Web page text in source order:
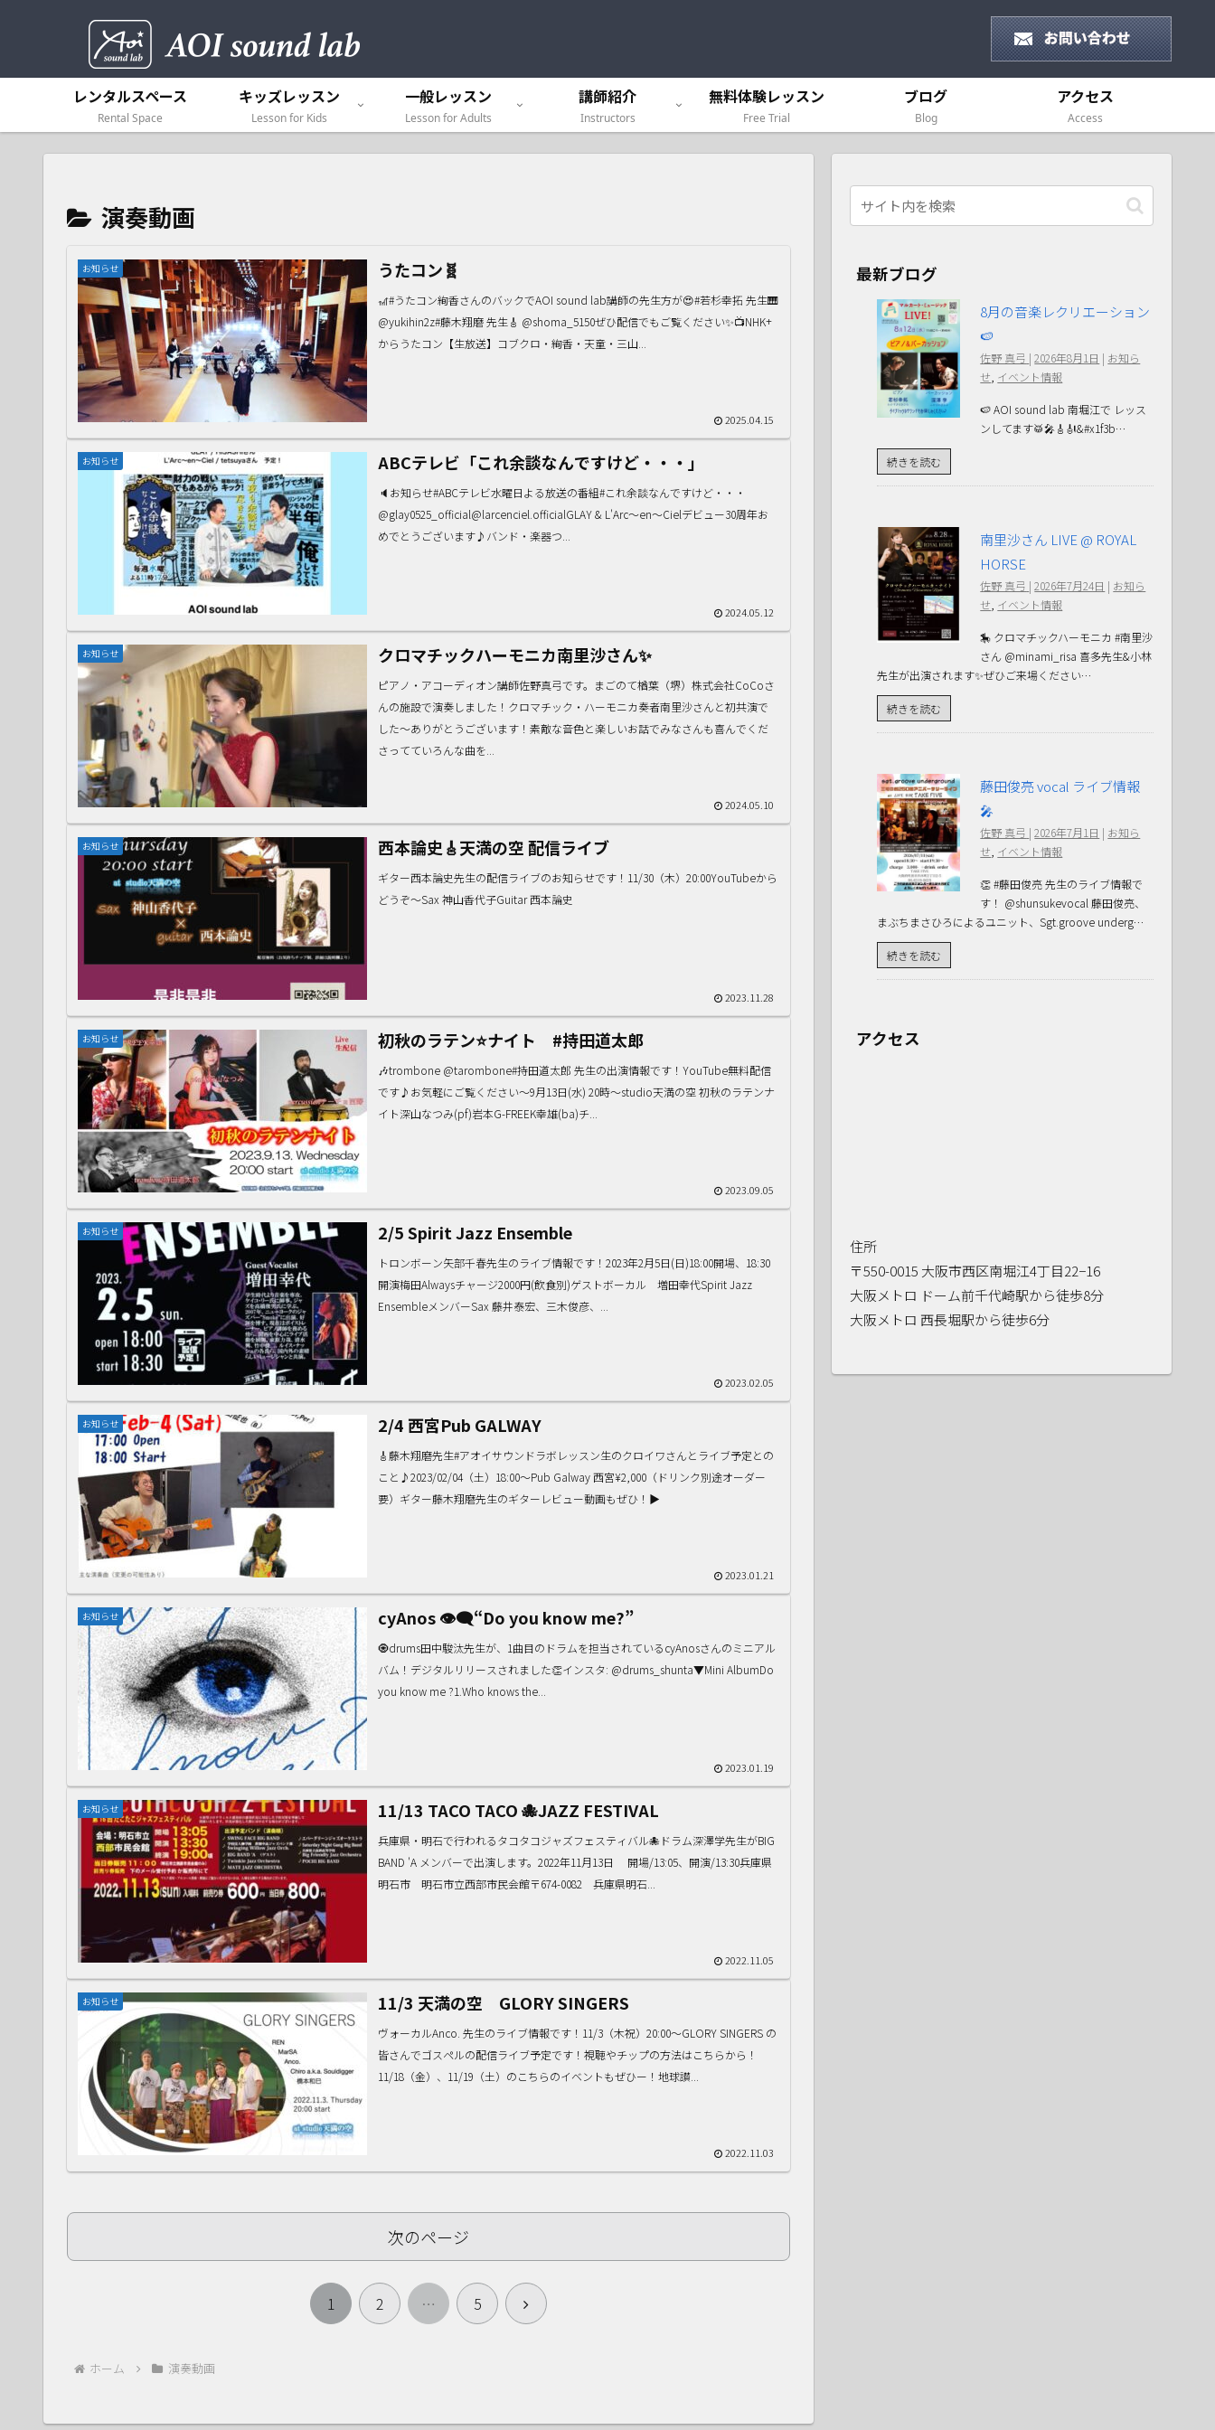
レンタルスペース
Rental Space
キッズレッスン
Lesson for Kids
一般レッスン
Lesson for Adults
講師紹介
Instructors
無料体験レッスン
Free Trial
ブログ
Blog
アクセス
Access
演奏動画
お知らせ うたコン🧬
🎢#うたコン絢香さんのバックでAOI sound lab講師の先生方が😍#若杉幸拓 先生🎹
@yukihin2z#藤木翔磨 先生🎸 @shoma_5150ぜひ配信でもご覧ください✨📺NHK+
からうたコン【生放送】コブクロ・絢香・天童・三山...
2025.04.15
お知らせ ABCテレビ「これ余談なんですけど・・・」
🔈お知らせ#ABCテレビ水曜日よる放送の番組#これ余談なんですけど・・・
@glay0525_official@larcenciel.officialGLAY & L'Arc〜en〜Cielデビュー30周年お
めでとうございます♪バンド・楽器つ...
2024.05.12
お知らせ クロマチックハーモニカ南里沙さん✨
ピアノ・アコーディオン講師佐野真弓です。まごのて楢葉（堺）株式会社CoCoさ
んの施設で演奏しました！クロマチック・ハーモニカ奏者南里沙さんと初共演で
した〜ありがとうございます！素敵な音色と楽しいお話でみなさんも喜んでくだ
さってていろんな曲を...
2024.05.10
お知らせ 西本論史🎸天満の空 配信ライブ
ギター西本論史先生の配信ライブのお知らせです！11/30（木）20:00YouTubeから
どうぞ〜Sax 神山香代子Guitar 西本論史
2023.11.28
お知らせ 初秋のラテン⭐️ナイト #持田道太郎
🎶trombone @tarombone#持田道太郎 先生の出演情報です！YouTube無料配信
です♪お気軽にご覧ください〜9月13日(水) 20時〜studio天満の空 初秋のラテンナ
イト深山なつみ(pf)岩本G-FREEK幸雄(ba)チ...
2023.09.05
お知らせ 2/5 Spirit Jazz Ensemble
トロンボーン矢部千春先生のライブ情報です！2023年2月5日(日)18:00開場、18:30
開演梅田Alwaysチャージ2000円(飲食別)ゲストボーカル 増田幸代Spirit Jazz
EnsembleメンバーSax 藤井泰宏、三木俊彦、...
2023.02.05
お知らせ 2/4 西宮Pub GALWAY
🎸藤木翔磨先生#アオイサウンドラボレッスン生のクロイワさんとライブ予定との
こと♪2023/02/04（土）18:00〜Pub Galway 西宮¥2,000（ドリンク別途オーダー
要）ギター藤木翔磨先生のギターレビュー動画もぜひ！▶️
2023.01.21
お知らせ cyAnos 👁‍🗨“Do you know me?”
🧿drums田中駿汰先生が、1曲目のドラムを担当されているcyAnosさんのミニアル
バム！デジタルリリースされました👏インスタ: @drums_shunta▼Mini AlbumDo
you know me ?1.Who knows the...
2023.01.19
お知らせ 11/13 TACO TACO 🐙JAZZ FESTIVAL
兵庫県・明石で行われるタコタコジャズフェスティバル🐙ドラム深澤学先生がBIG
BAND 'A メンバーで出演します。2022年11月13日 開場/13:05、開演/13:30兵庫県
明石市 明石市立西部市民会館〒674-0082 兵庫県明石...
2022.11.05
お知らせ 11/3 天満の空 GLORY SINGERS
ヴォーカルAnco. 先生のライブ情報です！11/3（木祝）20:00〜GLORY SINGERS の
皆さんでゴスペルの配信ライブ予定です！視聴やチップの方法はこちらから！
11/18（金）、11/19（土）のこちらのイベントもぜひー！地球讃...
2022.11.03
次のページ
1 2 … 5
次
ホーム 演奏動画
最新ブログ
8月の音楽レクリエーション
🍉
佐野 真弓 | 2026年8月1日 | お知ら
せ イベント情報
🍉 AOI sound lab 南堀江で レッス
ンしてます🥁🎤🎸🎻&#x1f3b…
続きを読む
南里沙さん LIVE @ ROYAL
HORSE
佐野 真弓 | 2026年7月24日 | お知ら
せ イベント情報
🎠 クロマチックハーモニカ #南里沙
さん @minami_risa 喜多先生&小林
先生が出演されます✨ぜひご来場ください…
続きを読む
藤田俊亮 vocal ライブ情報
🎤
佐野 真弓 | 2026年7月1日 | お知ら
せ イベント情報
👏 #藤田俊亮 先生のライブ情報で
す！ @shunsukevocal 藤田俊亮、
まぶちまさひろによるユニット、Sgt.groove underg…
続きを読む
アクセス
住所
〒550-0015 大阪市西区南堀江4丁目22−16
大阪メトロ ドーム前千代崎駅から徒歩8分
大阪メトロ 西長堀駅から徒歩6分